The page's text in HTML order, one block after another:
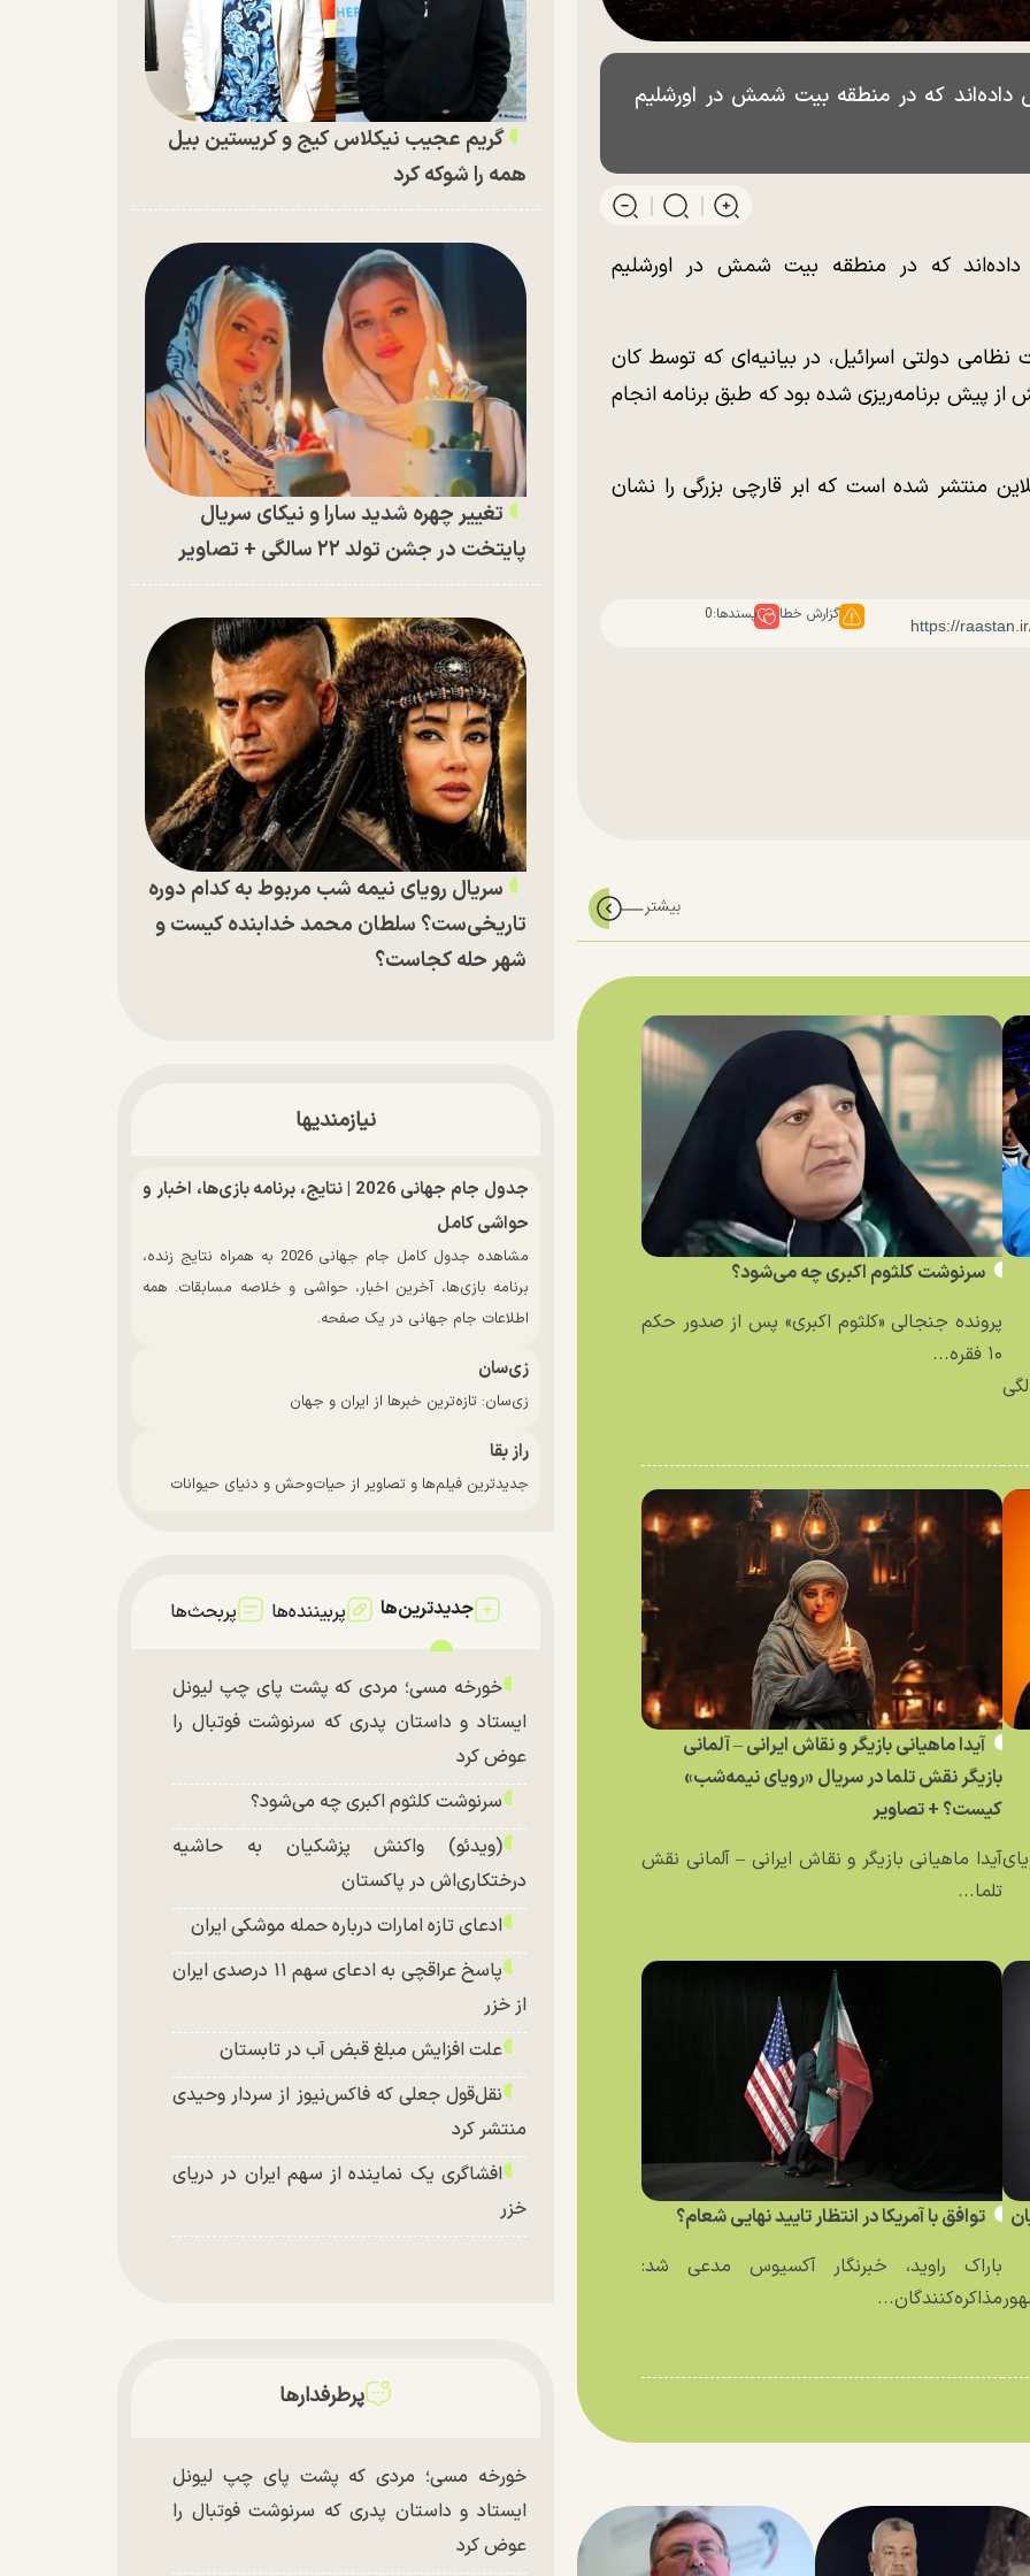
داده‌اند که در منطقه بیت شمش در اورشلیم
داده‌اند که در منطقه بیت شمش در اورشلیم
دولتی اسرائیل، در بیانیه‌ای که توسط کان
از پیش برنامه‌ریزی شده بود که طبق برنامه انجام
منتشر شده است که ابر قارچی بزرگی را نشان
گزارش خطا پسندها:0
مسی، در ۶۸سالگی
سرنوشت کلثوم اکبری چه می‌شود؟
پرونده جنجالی «کلثوم اکبری» پس از صدور حکم
۱۰ فقره...
آیدا ماهیانی بازیگر و نقاش ایرانی – آلمانی
بازیگر نقش تلما در سریال «رویای نیمه‌شب»
کیست؟ + تصاویر
آیدا ماهیانی بازیگر و نقاش ایرانی – آلمانی نقش
تلما...
توافق با آمریکا در انتظار تایید نهایی شعام؟
باراک راوید، خبرنگار آکسیوس مدعی شد:
مذاکره‌کنندگان...
گریم عجیب نیکلاس کیج و کریستین بیل
همه را شوکه کرد
تغییر چهره شدید سارا و نیکای سریال
پایتخت در جشن تولد ۲۲ سالگی + تصاویر
سریال رویای نیمه شب مربوط به کدام دوره
تاریخی‌ست؟ سلطان محمد خدابنده کیست و
شهر حله کجاست؟
نیازمندیها
جدول جام جهانی 2026 | نتایج، برنامه بازی‌ها، اخبار و
حواشی کامل
مشاهده جدول کامل جام جهانی 2026 به همراه نتایج زنده،
برنامه بازی‌ها، آخرین اخبار، حواشی و خلاصه مسابقات. همه
اطلاعات جام جهانی در یک صفحه.
زی‌سان
زی‌سان: تازه‌ترین خبرها از ایران و جهان
راز بقا
جدیدترین فیلم‌ها و تصاویر از حیات‌وحش و دنیای حیوانات
جدیدترین‌ها پربیننده‌ها پربحث‌ها
خورخه مسی؛ مردی که پشت پای چپ لیونل
ایستاد و داستان پدری که سرنوشت فوتبال را
عوض کرد
سرنوشت کلثوم اکبری چه می‌شود؟
(ویدئو) واکنش پزشکیان به حاشیه
درختکاری‌اش در پاکستان
ادعای تازه امارات درباره حمله موشکی ایران
پاسخ عراقچی به ادعای سهم ۱۱ درصدی ایران
از خزر
علت افزایش مبلغ قبض آب در تابستان
نقل‌قول جعلی که فاکس‌نیوز از سردار وحیدی
منتشر کرد
افشاگری یک نماینده از سهم ایران در دریای
خزر
پرطرفدارها
خورخه مسی؛ مردی که پشت پای چپ لیونل
ایستاد و داستان پدری که سرنوشت فوتبال را
عوض کرد